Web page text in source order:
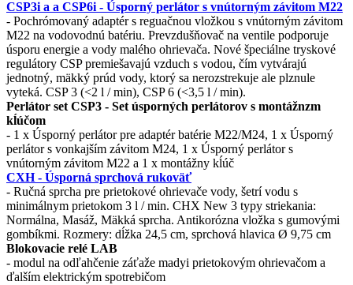
CSP3i a a CSP6i - Úsporný perlátor s vnútorným závitom M22
- Pochrómovaný adaptér s reguačnou vložkou s vnútorným závitom
M22 na vodovodnú batériu. Prevzdušňovač na ventile podporuje
úsporu energie a vody malého ohrievača. Nové špeciálne tryskové
regulátory CSP premiešavajú vzduch s vodou, čím vytvárajú
jednotný, mäkký prúd vody, ktorý sa nerozstrekuje ale plznule
vyteká. CSP 3 (<2 l / min), CSP 6 (<3,5 l / min).
Perlátor set CSP3 - Set úsporných perlátorov s montážnzm
kĺúčom
- 1 x Úsporný perlátor pre adaptér batérie M22/M24, 1 x Úsporný
perlátor s vonkajším závitom M24, 1 x Úsporný perlátor s
vnútorným závitom M22 a 1 x montážny kĺúč
CXH - Úsporná sprchová rukoväť
- Ručná sprcha pre prietokové ohrievače vody, šetrí vodu s
minimálnym prietokom 3 l / min. CHX New 3 typy striekania:
Normálna, Masáž, Mäkká sprcha. Antikorózna vložka s gumovými
gombíkmi. Rozmery: dĺžka 24,5 cm, sprchová hlavica Ø 9,75 cm
Blokovacie relé LAB
- modul na odľahčenie záťaže madyi prietokovým ohrievačom a
ďalším elektrickým spotrebičom